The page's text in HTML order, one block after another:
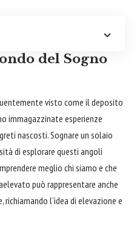
del Sogno
visto come il deposito
immagazzinate esperienze
nascosti. Sognare un solaio
di esplorare questi angoli
meglio chi siamo e che
può rappresentare anche
l’idea di elevazione e